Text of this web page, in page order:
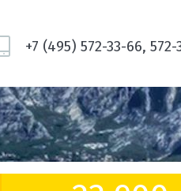
+7 (495) 572-33-66,